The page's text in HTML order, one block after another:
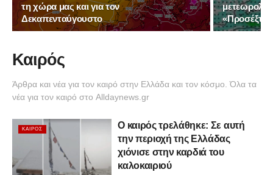
τη χώρα μας και για τον
Δεκαπενταύγουστο
«Προσέξτε
Καιρός
Άρθρα και νέα για τον καιρό στην Ελλάδα και τον κόσμο. Όλα τα
νέα για τον καιρό στο Alldaynews.gr
ΚΑΙΡΌΣ
Ο καιρός τρελάθηκε: Σε αυτή
την περιοχή της Ελλάδας
χιόνισε στην καρδιά του
καλοκαιριού